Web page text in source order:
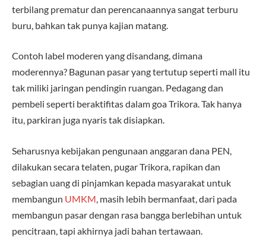
terbilang prematur dan perencanaannya sangat terburu
buru, bahkan tak punya kajian matang.
Contoh label moderen yang disandang, dimana
moderennya? Bagunan pasar yang tertutup seperti mall itu
tak miliki jaringan pendingin ruangan. Pedagang dan
pembeli seperti beraktifitas dalam goa Trikora. Tak hanya
itu, parkiran juga nyaris tak disiapkan.
Seharusnya kebijakan pengunaan anggaran dana PEN,
dilakukan secara telaten, pugar Trikora, rapikan dan
sebagian uang di pinjamkan kepada masyarakat untuk
membangun UMKM , masih lebih bermanfaat, dari pada
membangun pasar dengan rasa bangga berlebihan untuk
pencitraan, tapi akhirnya jadi bahan tertawaan.